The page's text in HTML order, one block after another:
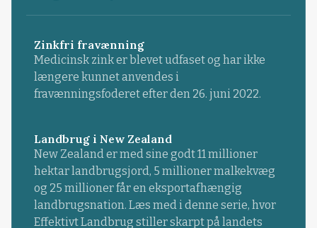
Zinkfri fravænning
Medicinsk zink er blevet udfaset og har ikke
længere kunnet anvendes i
fravænningsfoderet efter den 26. juni 2022.
Landbrug i New Zealand
New Zealand er med sine godt 11 millioner
hektar landbrugsjord, 5 millioner malkekvæg
og 25 millioner får en eksportafhængig
landbrugsnation. Læs med i denne serie, hvor
Effektivt Landbrug stiller skarpt på landets